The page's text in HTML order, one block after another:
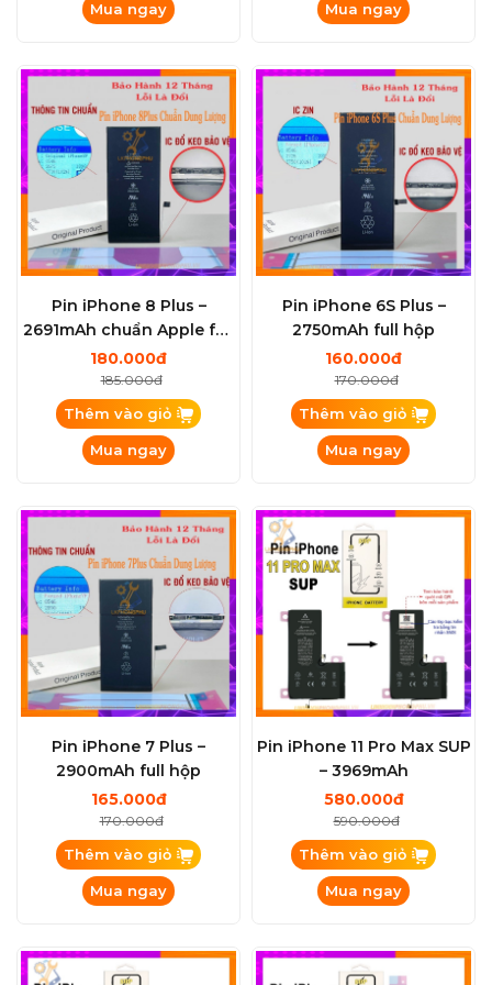
Mua ngay Mua ngay
Pin iPhone 8 Plus –
2691mAh chuẩn Apple full
hộp
180.000đ
185.000đ
Thêm vào giỏ
Mua ngay
Pin iPhone 6S Plus –
2750mAh full hộp
160.000đ
170.000đ
Thêm vào giỏ
Mua ngay
Pin iPhone 7 Plus –
2900mAh full hộp
165.000đ
170.000đ
Thêm vào giỏ
Mua ngay
Pin iPhone 11 Pro Max SUP
– 3969mAh
580.000đ
590.000đ
Thêm vào giỏ
Mua ngay